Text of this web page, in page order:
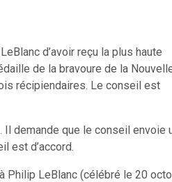
d’avoir reçu la plus haute
de la bravoure de la
récipiendaires. Le conseil est
Il demande que le conseil envoie
est d’accord.
Philip LeBlanc (célébré le 20